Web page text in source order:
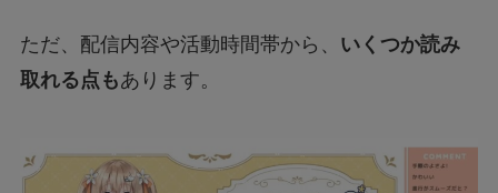
ただ、配信内容や活動時間帯から、 いくつか読み
取れる点もあります。